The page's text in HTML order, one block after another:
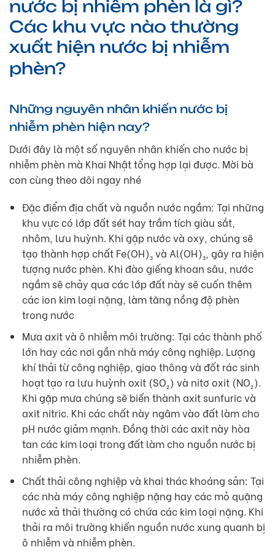
nước bị nhiễm phèn là gì?
Các khu vực nào thường
xuất hiện nước bị nhiễm
phèn?
Những nguyên nhân khiến nước bị
nhiễm phèn hiện nay?
Dưới đây là một số nguyên nhân khiến cho nước bị
nhiễm phèn mà Khai Nhật tổng hợp lại được. Mời bà
con cùng theo dõi ngay nhé
Đặc điểm địa chất và nguồn nước ngầm: Tại những
khu vực có lớp đất sét hay trầm tích giàu sắt,
nhôm, lưu huỳnh. Khi gặp nước và oxy, chúng sẽ
tạo thành hợp chất Fe(OH)₃ và Al(OH)₃, gây ra hiện
tượng nước phèn. Khi đào giếng khoan sâu, nước
ngầm sẽ chảy qua các lớp đất này sẽ cuốn thêm
các ion kim loại nặng, làm tăng nồng độ phèn
trong nước
Mưa axit và ô nhiễm môi trường: Tại các thành phố
lớn hay các nơi gần nhà máy công nghiệp. Lượng
khí thải từ công nghiệp, giao thông và đốt rác sinh
hoạt tạo ra lưu huỳnh oxit (SO₂) và nitơ oxit (NO₂).
Khi gặp mưa chúng sẽ biến thành axit sunfuric và
axit nitric. Khi các chất này ngâm vào đất làm cho
pH nước giảm mạnh. Đồng thời các axit này hòa
tan các kim loại trong đất làm cho nguồn nước bị
nhiễm phèn.
Chất thải công nghiệp và khai thác khoáng sản: Tại
các nhà máy công nghiệp nặng hay các mỏ quặng
nước xả thải thường có chứa các kim loại nặng. Khi
thải ra môi trường khiến nguồn nước xung quanh bị
ô nhiễm và nhiễm phèn.